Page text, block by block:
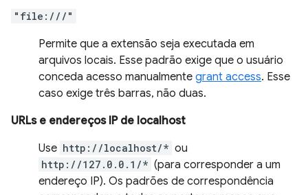
"file:///"
Permite que a extensão seja executada em
arquivos locais. Esse padrão exige que o usuário
conceda acesso manualmente grant access. Esse
caso exige três barras, não duas.
URLs e endereços IP de localhost
Use http://localhost/* ou
http://127.0.0.1/* (para corresponder a um
endereço IP). Os padrões de correspondência